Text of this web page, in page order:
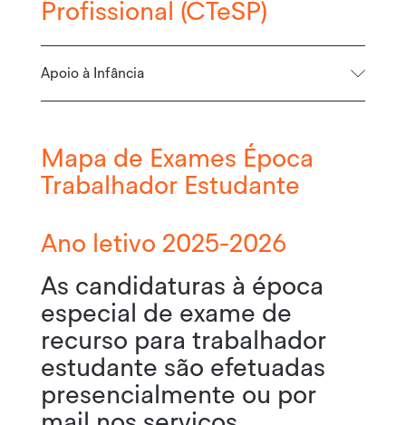
Profissional (CTeSP)
Apoio à Infância
Mapa de Exames Época
Trabalhador Estudante
Ano letivo 2025-2026
As candidaturas à época
especial de exame de
recurso para trabalhador
estudante são efetuadas
presencialmente ou por